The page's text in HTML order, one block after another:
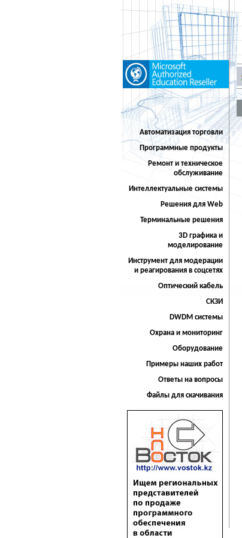
Автоматизация торговли
Программные продукты
Ремонт и техническое
обслуживание
Интеллектуальные системы
Решения для Web
Терминальные решения
3D графика и
моделирование
Инструмент для модерации
и реагирования в соцсетях
Оптический кабель
СКЗИ
DWDM системы
Охрана и мониторинг
Оборудование
Примеры наших работ
Ответы на вопросы
Файлы для скачивания